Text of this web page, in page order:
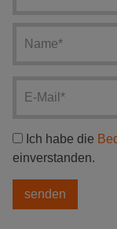
Ich habe die
einverstanden.